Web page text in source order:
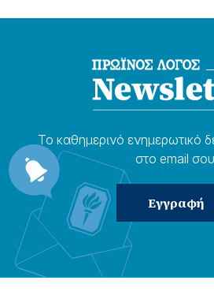
Το καθημερɩνό ενημερωτɩκό
στο email